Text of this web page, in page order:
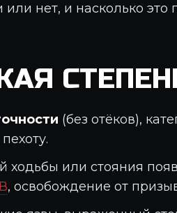
нет, и насколько
(без отёков),
ходьбы или стояния
, освобождение от